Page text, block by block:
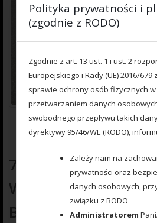
777001125 FOREMKA
WYPYCHACZEM DO
BIG BOYLE / BIG BOY
Polityka prywatności i
(zgodnie z RODO)
Zgodnie z art. 13 ust. 1 i ust. 2
Europejskiego i Rady (UE) 2016/679
sprawie ochrony osób fizycznych
przetwarzaniem danych
swobodnego przepływu takich
dyrektywy 95/46/WE (RODO),
Zależy nam na
prywatności oraz
danych osobowych,
związku z RODO
Administratorem